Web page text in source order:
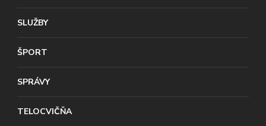
SLUŽBY
ŠPORT
SPRÁVY
TELOCVIČŇA